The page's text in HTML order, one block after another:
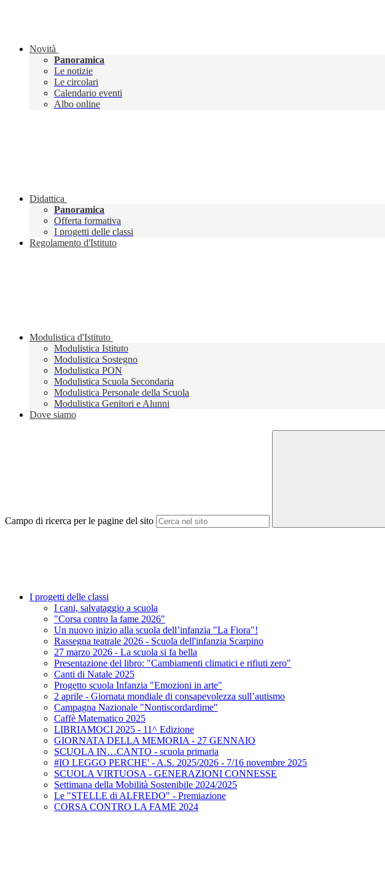
Novità
Panoramica
Le notizie
Le circolari
Calendario eventi
Albo online
Didattica
Panoramica
Offerta formativa
I progetti delle classi
Regolamento d'Istituto
Modulistica d'Istituto
Modulistica Istituto
Modulistica Sostegno
Modulistica PON
Modulistica Scuola Secondaria
Modulistica Personale della Scuola
Modulistica Genitori e Alunni
Dove siamo
Campo di ricerca per le pagine del sito
I progetti delle classi
I cani, salvataggio a scuola
"Corsa contro la fame 2026"
Un nuovo inizio alla scuola dell’infanzia "La Fiora"!
Rassegna teatrale 2026 - Scuola dell'infanzia Scarpino
27 marzo 2026 - La scuola si fa bella
Presentazione del libro: "Cambiamenti climatici e rifiuti zero"
Canti di Natale 2025
Progetto scuola Infanzia "Emozioni in arte"
2 aprile - Giornata mondiale di consapevolezza sull’autismo
Campagna Nazionale "Nontiscordardime"
Caffè Matematico 2025
LIBRIAMOCI 2025 - 11^ Edizione
GIORNATA DELLA MEMORIA - 27 GENNAIO
SCUOLA IN…CANTO - scuola primaria
#IO LEGGO PERCHE' - A.S. 2025/2026 - 7/16 novembre 2025
SCUOLA VIRTUOSA - GENERAZIONI CONNESSE
Settimana della Mobilità Sostenibile 2024/2025
Le "STELLE di ALFREDO" - Premiazione
CORSA CONTRO LA FAME 2024